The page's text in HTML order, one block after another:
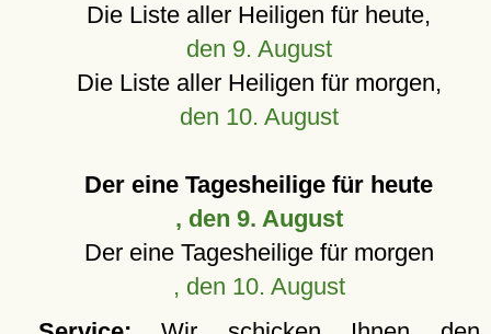
Die Liste aller Heiligen für heute,
den 9. August
Die Liste aller Heiligen für morgen,
den 10. August
Der eine Tagesheilige für heute
, den 9. August
Der eine Tagesheilige für morgen
, den 10. August